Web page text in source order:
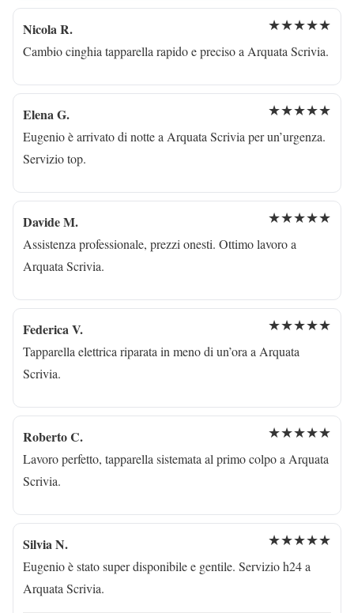
Nicola R. ★★★★★
Cambio cinghia tapparella rapido e preciso a Arquata Scrivia.
Elena G. ★★★★★
Eugenio è arrivato di notte a Arquata Scrivia per un’urgenza.
Servizio top.
Davide M. ★★★★★
Assistenza professionale, prezzi onesti. Ottimo lavoro a
Arquata Scrivia.
Federica V. ★★★★★
Tapparella elettrica riparata in meno di un’ora a Arquata
Scrivia.
Roberto C. ★★★★★
Lavoro perfetto, tapparella sistemata al primo colpo a Arquata
Scrivia.
Silvia N. ★★★★★
Eugenio è stato super disponibile e gentile. Servizio h24 a
Arquata Scrivia.